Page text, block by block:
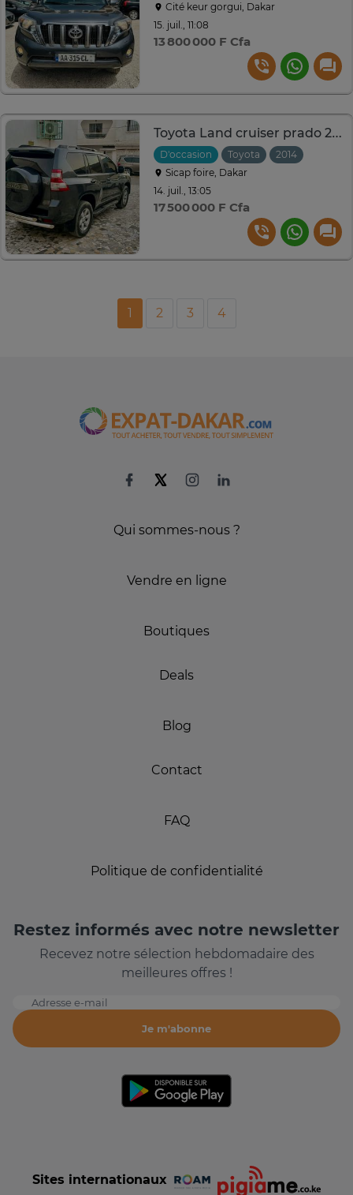
Cité keur gorgui, Dakar
15. juil., 11:08
13 800 000 F Cfa
Toyota Land cruiser prado 2014
D'occasion Toyota 2014
Sicap foire, Dakar
14. juil., 13:05
17 500 000 F Cfa
1 2 3 4
Qui sommes-nous ?
Vendre en ligne
Boutiques
Deals
Blog
Contact
FAQ
Politique de confidentialité
Restez informés avec notre newsletter
Recevez notre sélection hebdomadaire des
meilleures offres !
Adresse e-mail
Je m'abonne
Sites internationaux